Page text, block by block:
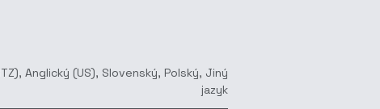
, Anglický (US), Slovenský, Polský, Jiný
jazyk